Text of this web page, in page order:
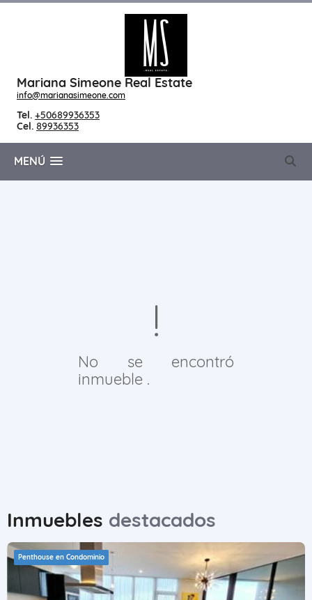
Mariana Simeone Real Estate
info@marianasimeone.com
Tel. +50689936353
Cel. 89936353
MENÚ
No se encontró
inmueble .
Inmuebles destacados
Penthouse en Condominio